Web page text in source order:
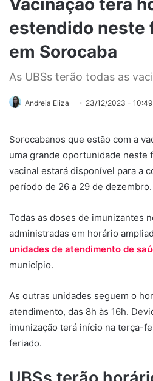
Vacinação terá
estendido neste
em Sorocaba
As UBSs terão todas as
Andreia Eliza 23/12/2023 -
Sorocabanos que estão com a
uma grande oportunidade neste
vacinal estará disponível para a
período de 26 a 29 de dezembro.
Todas as doses de imunizantes
administradas em horário
unidades de atendimento de
município.
As outras unidades seguem o
atendimento, das 8h às 16h.
imunização terá início na terça-
feriado.